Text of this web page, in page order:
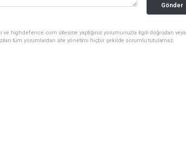
Gönder
ve highdefence.com sitesine yaptığınız yorumunuzla ilgili doğrudan veya
tüm yorumlardan site yönetimi hiçbir şekilde sorumlu tutulamaz.